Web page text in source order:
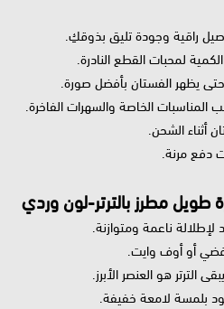
راقية وجودة تليق بذوقكِ.
لمحبات القطع النادرة.
يظهر الفستان بأفضل صورة.
الخاصة والسهرات الفاخرة.
أثناء الشحن.
دفع مرنة.
مطرز بالترتر-لون وردي
ناعمة ومتوازنة.
فضي أو أوف وايت.
هو العنصر الأبرز.
بلمسة لامعة خفيفة.